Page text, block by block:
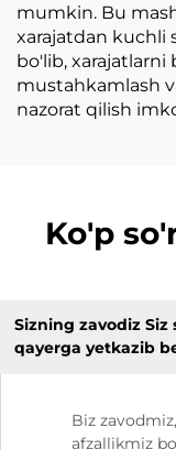
mumkin. Bu
xarajatdan kuchli
bo'lib, xarajatlarni
mustahkamlash
nazorat qilish
Ko'p
Sizning zavodiz
qayerga yetkazib
Biz
afzallikmiz